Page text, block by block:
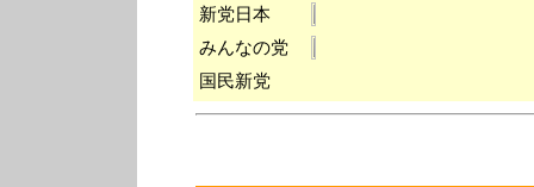
新党日本
みんなの党
国民新党